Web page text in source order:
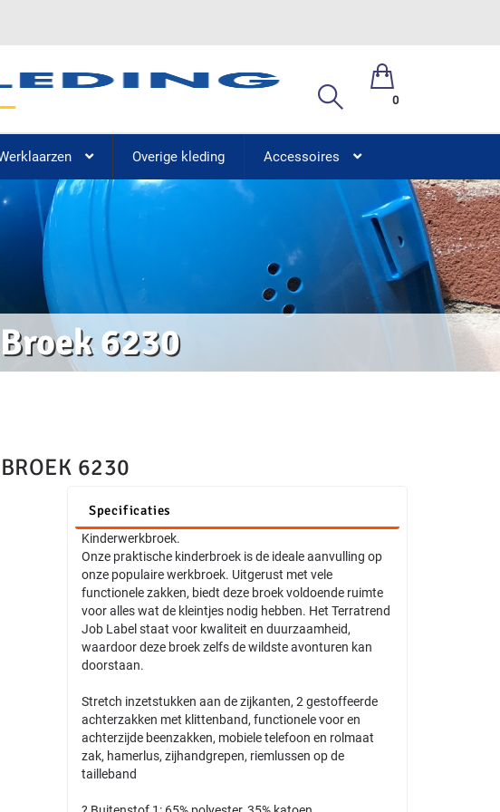
0
Overige kleding Accessoires
6230
6230
Specificaties
Kinderwerkbroek.
Onze praktische kinderbroek is de ideale aanvulling op
onze populaire werkbroek. Uitgerust met vele
functionele zakken, biedt deze broek voldoende ruimte
voor alles wat de kleintjes nodig hebben. Het Terratrend
Job Label staat voor kwaliteit en duurzaamheid,
waardoor deze broek zelfs de wildste avonturen kan
doorstaan.
Stretch inzetstukken aan de zijkanten, 2 gestoffeerde
achterzakken met klittenband, functionele voor en
achterzijde beenzakken, mobiele telefoon en rolmaat
zak, hamerlus, zijhandgrepen, riemlussen op de
tailleband